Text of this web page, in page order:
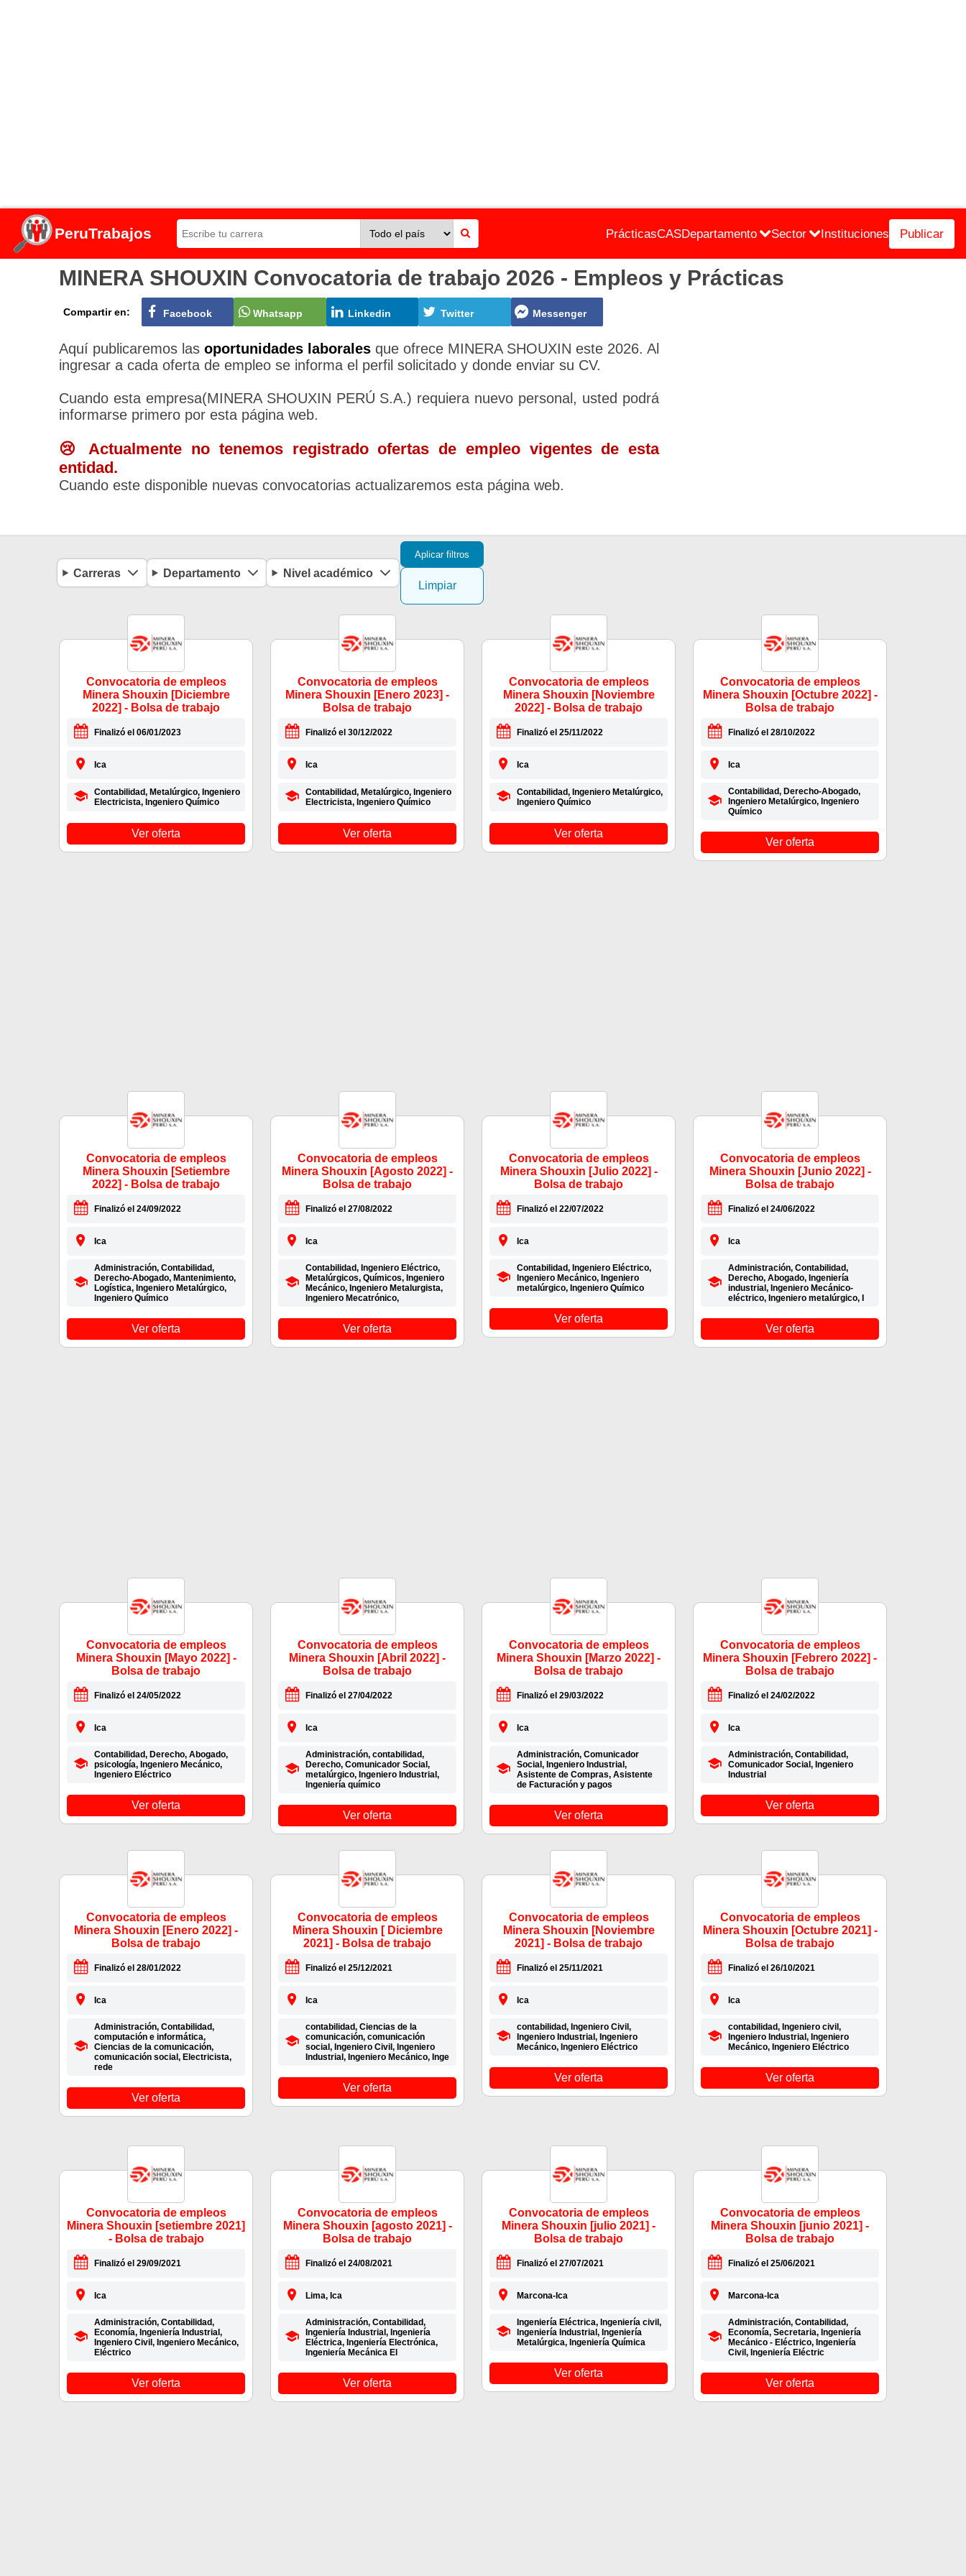
PeruTrabajos PrácticasCASDepartamento Sector Instituciones Publicar
MINERA SHOUXIN Convocatoria de trabajo 2026 - Empleos y Prácticas
Compartir en: Facebook Whatsapp Linkedin Twitter Messenger
Aquí publicaremos las oportunidades laborales que ofrece MINERA SHOUXIN este 2026. Al
ingresar a cada oferta de empleo se informa el perfil solicitado y donde enviar su CV.
Cuando esta empresa(MINERA SHOUXIN PERÚ S.A.) requiera nuevo personal, usted podrá
informarse primero por esta página web.
😢 Actualmente no tenemos registrado ofertas de empleo vigentes de esta
entidad.
Cuando este disponible nuevas convocatorias actualizaremos esta página web.
Carreras Departamento Nivel académico
Aplicar filtros
Limpiar
Convocatoria de empleos
Minera Shouxin [Diciembre
2022] - Bolsa de trabajo
Finalizó el 06/01/2023
Ica
Contabilidad, Metalúrgico, Ingeniero
Electricista, Ingeniero Químico
Ver oferta
Convocatoria de empleos
Minera Shouxin [Enero 2023] -
Bolsa de trabajo
Finalizó el 30/12/2022
Ica
Contabilidad, Metalúrgico, Ingeniero
Electricista, Ingeniero Químico
Ver oferta
Convocatoria de empleos
Minera Shouxin [Noviembre
2022] - Bolsa de trabajo
Finalizó el 25/11/2022
Ica
Contabilidad, Ingeniero Metalúrgico,
Ingeniero Químico
Ver oferta
Convocatoria de empleos
Minera Shouxin [Octubre 2022] -
Bolsa de trabajo
Finalizó el 28/10/2022
Ica
Contabilidad, Derecho-Abogado,
Ingeniero Metalúrgico, Ingeniero
Químico
Ver oferta
Convocatoria de empleos
Minera Shouxin [Setiembre
2022] - Bolsa de trabajo
Finalizó el 24/09/2022
Ica
Administración, Contabilidad,
Derecho-Abogado, Mantenimiento,
Logística, Ingeniero Metalúrgico,
Ingeniero Químico
Ver oferta
Convocatoria de empleos
Minera Shouxin [Agosto 2022] -
Bolsa de trabajo
Finalizó el 27/08/2022
Ica
Contabilidad, Ingeniero Eléctrico,
Metalúrgicos, Químicos, Ingeniero
Mecánico, Ingeniero Metalurgista,
Ingeniero Mecatrónico,
Ver oferta
Convocatoria de empleos
Minera Shouxin [Julio 2022] -
Bolsa de trabajo
Finalizó el 22/07/2022
Ica
Contabilidad, Ingeniero Eléctrico,
Ingeniero Mecánico, Ingeniero
metalúrgico, Ingeniero Químico
Ver oferta
Convocatoria de empleos
Minera Shouxin [Junio 2022] -
Bolsa de trabajo
Finalizó el 24/06/2022
Ica
Administración, Contabilidad,
Derecho, Abogado, Ingeniería
industrial, Ingeniero Mecánico-
eléctrico, Ingeniero metalúrgico, I
Ver oferta
Convocatoria de empleos
Minera Shouxin [Mayo 2022] -
Bolsa de trabajo
Finalizó el 24/05/2022
Ica
Contabilidad, Derecho, Abogado,
psicología, Ingeniero Mecánico,
Ingeniero Eléctrico
Ver oferta
Convocatoria de empleos
Minera Shouxin [Abril 2022] -
Bolsa de trabajo
Finalizó el 27/04/2022
Ica
Administración, contabilidad,
Derecho, Comunicador Social,
metalúrgico, Ingeniero Industrial,
Ingeniería químico
Ver oferta
Convocatoria de empleos
Minera Shouxin [Marzo 2022] -
Bolsa de trabajo
Finalizó el 29/03/2022
Ica
Administración, Comunicador
Social, Ingeniero Industrial,
Asistente de Compras, Asistente
de Facturación y pagos
Ver oferta
Convocatoria de empleos
Minera Shouxin [Febrero 2022] -
Bolsa de trabajo
Finalizó el 24/02/2022
Ica
Administración, Contabilidad,
Comunicador Social, Ingeniero
Industrial
Ver oferta
Convocatoria de empleos
Minera Shouxin [Enero 2022] -
Bolsa de trabajo
Finalizó el 28/01/2022
Ica
Administración, Contabilidad,
computación e informática,
Ciencias de la comunicación,
comunicación social, Electricista,
rede
Ver oferta
Convocatoria de empleos
Minera Shouxin [ Diciembre
2021] - Bolsa de trabajo
Finalizó el 25/12/2021
Ica
contabilidad, Ciencias de la
comunicación, comunicación
social, Ingeniero Civil, Ingeniero
Industrial, Ingeniero Mecánico, Inge
Ver oferta
Convocatoria de empleos
Minera Shouxin [Noviembre
2021] - Bolsa de trabajo
Finalizó el 25/11/2021
Ica
contabilidad, Ingeniero Civil,
Ingeniero Industrial, Ingeniero
Mecánico, Ingeniero Eléctrico
Ver oferta
Convocatoria de empleos
Minera Shouxin [Octubre 2021] -
Bolsa de trabajo
Finalizó el 26/10/2021
Ica
contabilidad, Ingeniero civil,
Ingeniero Industrial, Ingeniero
Mecánico, Ingeniero Eléctrico
Ver oferta
Convocatoria de empleos
Minera Shouxin [setiembre 2021]
- Bolsa de trabajo
Finalizó el 29/09/2021
Ica
Administración, Contabilidad,
Economía, Ingeniería Industrial,
Ingeniero Civil, Ingeniero Mecánico,
Eléctrico
Ver oferta
Convocatoria de empleos
Minera Shouxin [agosto 2021] -
Bolsa de trabajo
Finalizó el 24/08/2021
Lima, Ica
Administración, Contabilidad,
Ingeniería Industrial, Ingeniería
Eléctrica, Ingeniería Electrónica,
Ingeniería Mecánica El
Ver oferta
Convocatoria de empleos
Minera Shouxin [julio 2021] -
Bolsa de trabajo
Finalizó el 27/07/2021
Marcona-Ica
Ingeniería Eléctrica, Ingeniería civil,
Ingeniería Industrial, Ingeniería
Metalúrgica, Ingeniería Química
Ver oferta
Convocatoria de empleos
Minera Shouxin [junio 2021] -
Bolsa de trabajo
Finalizó el 25/06/2021
Marcona-Ica
Administración, Contabilidad,
Economía, Secretaria, Ingeniería
Mecánico - Eléctrico, Ingeniería
Civil, Ingeniería Eléctric
Ver oferta